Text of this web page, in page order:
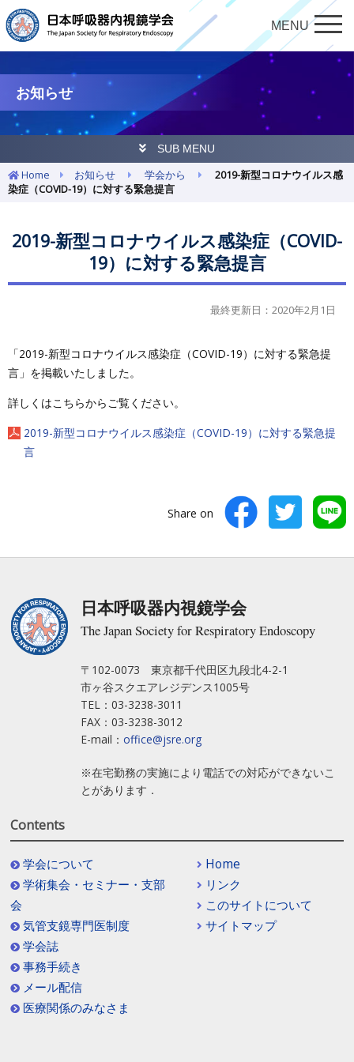
MENU
お知らせ
SUB MENU
Home お知らせ 学会から
2019-新型コロナウイルス感
染症（COVID-19）に対する緊急提言
2019-新型コロナウイルス感染症（COVID-
19）に対する緊急提言
最終更新日：2020年2月1日
「2019-新型コロナウイルス感染症（COVID-19）に対する緊急提
言」を掲載いたしました。
詳しくはこちらからご覧ください。
2019-新型コロナウイルス感染症（COVID-19）に対する緊急提
言
Share on
日本呼吸器内視鏡学会
The Japan Society for Respiratory Endoscopy
〒102-0073 東京都千代田区九段北4-2-1
市ヶ谷スクエアレジデンス1005号
TEL：03-3238-3011
FAX：03-3238-3012
E-mail：office@jsre.org
※在宅勤務の実施により電話での対応ができないこ
とがあります．
Contents
学会について
学術集会・セミナー・支部
会
気管支鏡専門医制度
学会誌
事務手続き
メール配信
医療関係のみなさま
Home
リンク
このサイトについて
サイトマップ